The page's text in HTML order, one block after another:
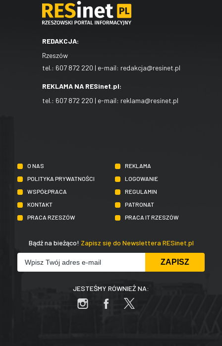
REDAKCJA:
Rzeszów
tel.: 607 872 220 | e-mail: redakcja@resinet.pl
REKLAMA NA RESinet.pl:
tel.: 607 872 220 | e-mail: reklama@resinet.pl
O NAS
REKLAMA
POLITYKA PRYWATNOŚCI
LOGOWANIE
WSPÓŁPRACA
REGULAMIN
KONTAKT
PATRONAT
PRACA RZESZÓW
PRACA IT RZESZÓW
Bądź na bieżąco! Zapisz się do Newslettera RESinet.pl
JESTEŚMY RÓWNIEŻ NA: